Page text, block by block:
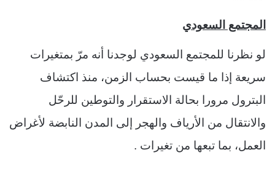
المجتمع السعودي
لو نظرنا للمجتمع السعودي لوجدنا أنه مرّ بمتغيرات
سريعة إذا ما قيست بحساب الزمن، منذ اكتشاف
البترول مرورا بحالة الاستقرار والتوطين للرحّل
والانتقال من الأرياف والهجر إلى المدن النابضة لأغراض
العمل، بما تبعها من تغيرات .